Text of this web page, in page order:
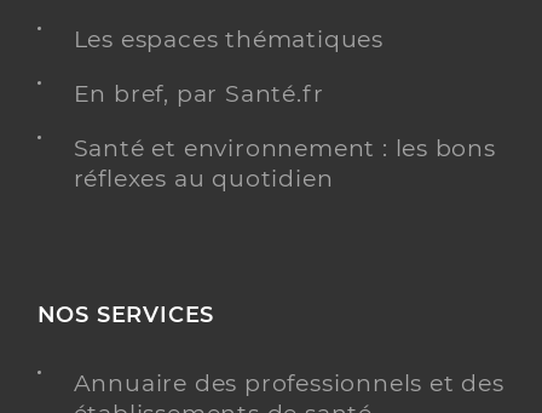
Les espaces thématiques
En bref, par Santé.fr
Santé et environnement : les bons
réflexes au quotidien
NOS SERVICES
Annuaire des professionnels et des